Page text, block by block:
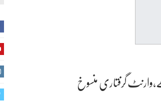
گرفتاری منسوخ